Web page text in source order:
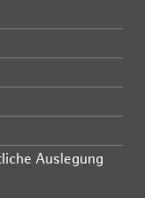
Auslegung